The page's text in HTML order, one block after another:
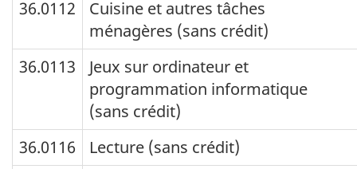
36.0112
Cuisine et autres tâches
ménagères (sans crédit)
36.0113
Jeux sur ordinateur et
programmation informatique
(sans crédit)
36.0116
Lecture (sans crédit)